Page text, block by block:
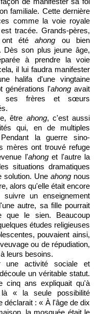
familiale. Cette dernière
comme la voie royale
tracée. Grands-pères,
ont étéahong ou bien
Dès son plus jeune âge,
à prendre la voie
il lui faudra manifester
halifa d'une vingtaine
générations l'ahong avait
ses frères et sœurs
être ahong, c'est aussi
qui, en de multiples
la guerre sino-
mères ont trouvé refuge
l'ahonget l'autre la
situations dramatiques
solution. Une ahongnous
alors qu'elle était encore
un enseignement
autre, sa fille pourrait
que le sien. Beaucoup
études religieuses
pouvaient ainsi,
ou de répudiation,
leurs besoins.
activité sociale et
un véritable statut.
cinq ans expliquait qu'à
« la seule possibilité
déclarait : « À l'âge de dix
la mosquée était le